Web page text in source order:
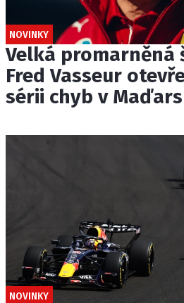
NOVINKY
Velká promarněná
Fred Vasseur
sérii chyb v
NOVINKY